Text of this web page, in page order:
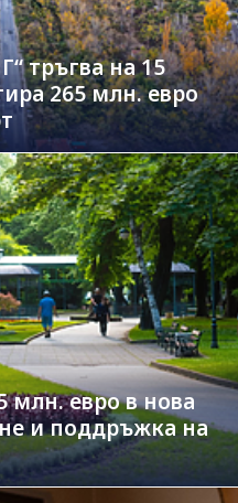
тръгва на 15
265 млн. евро
млн. евро в нова
и поддръжка на